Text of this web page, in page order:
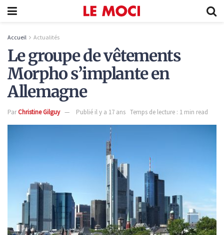
Accueil Actualités
Le groupe de vêtements
Morpho s’implante en
Allemagne
ParChristine Gilguy Publié il y a 17 ans Temps de lecture : 1 min read